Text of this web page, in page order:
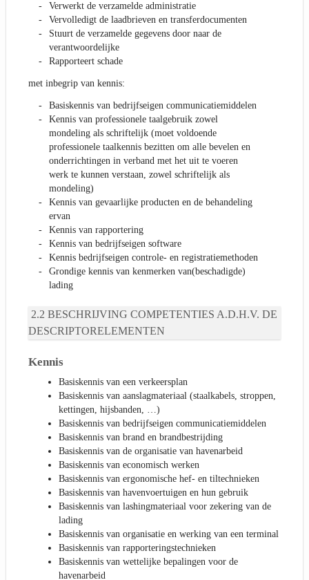
Verwerkt de verzamelde administratie
Vervolledigt de laadbrieven en transferdocumenten
Stuurt de verzamelde gegevens door naar de
verantwoordelijke
Rapporteert schade
met inbegrip van kennis:
Basiskennis van bedrijfseigen communicatiemiddelen
Kennis van professionele taalgebruik zowel
mondeling als schriftelijk (moet voldoende
professionele taalkennis bezitten om alle bevelen en
onderrichtingen in verband met het uit te voeren
werk te kunnen verstaan, zowel schriftelijk als
mondeling)
Kennis van gevaarlijke producten en de behandeling
ervan
Kennis van rapportering
Kennis van bedrijfseigen software
Kennis bedrijfseigen controle- en registratiemethoden
Grondige kennis van kenmerken van(beschadigde)
lading
BESCHRIJVING COMPETENTIES A.D.H.V. DE
DESCRIPTORELEMENTEN
Kennis
Basiskennis van een verkeersplan
Basiskennis van aanslagmateriaal (staalkabels, stroppen,
kettingen, hijsbanden, …)
Basiskennis van bedrijfseigen communicatiemiddelen
Basiskennis van brand en brandbestrijding
Basiskennis van de organisatie van havenarbeid
Basiskennis van economisch werken
Basiskennis van ergonomische hef- en tiltechnieken
Basiskennis van havenvoertuigen en hun gebruik
Basiskennis van lashingmateriaal voor zekering van de
lading
Basiskennis van organisatie en werking van een terminal
Basiskennis van rapporteringstechnieken
Basiskennis van wettelijke bepalingen voor de
havenarbeid